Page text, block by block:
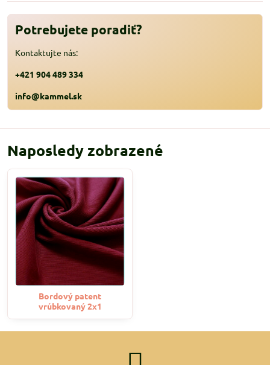
Potrebujete poradiť?
Kontaktujte nás:
+421 904 489 334
info@kammel.sk
Naposledy zobrazené
Bordový patent
vrúbkovaný 2x1